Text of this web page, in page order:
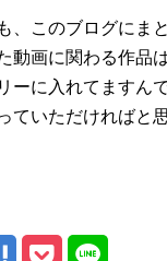
、このブログにま
動画に関わる作品
ーに入れてますん
ていただければと